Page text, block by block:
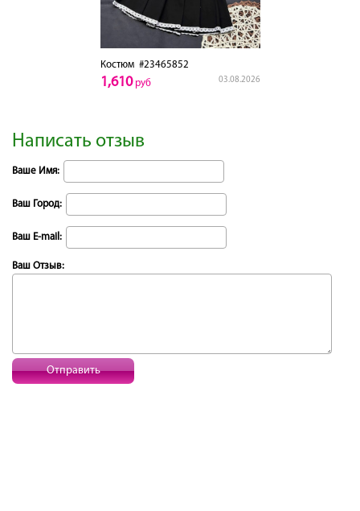
Костюм#23465852
03.08.2026
1,610руб
Написать отзыв
Ваше Имя:
Ваш Город:
Ваш E-mail:
Ваш Отзыв:
Отправить